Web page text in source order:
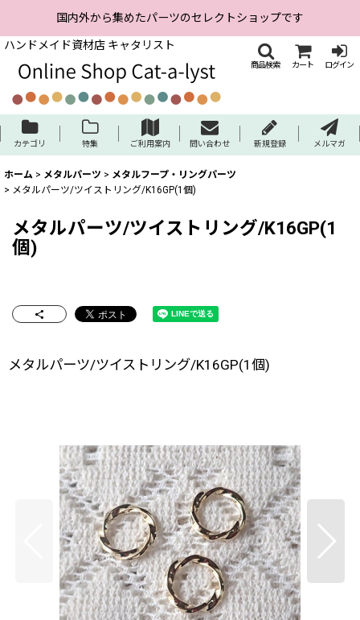
国内外から集めたパーツのセレクトショップです
ハンドメイド資材店 キャタリスト
商品検索 カート ログイン
カテゴリ 特集 ご利用案内 問い合わせ 新規登録 メルマガ
ホーム > メタルパーツ > メタルフープ・リングパーツ
> メタルパーツ/ツイストリング/K16GP(1個)
メタルパーツ/ツイストリング/K16GP(1
個)
メタルパーツ/ツイストリング/K16GP(1個)